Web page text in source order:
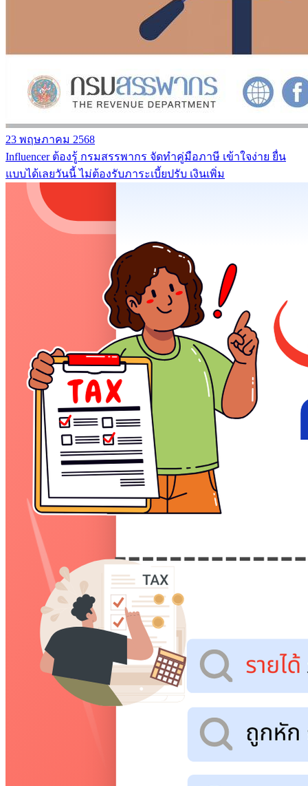
23 พฤษภาคม 2568
Influencer ต้องรู้ กรมสรรพากร จัดทำคู่มือภาษี เข้าใจง่าย ยื่น
แบบได้เลยวันนี้ ไม่ต้องรับภาระเบี้ยปรับ เงินเพิ่ม